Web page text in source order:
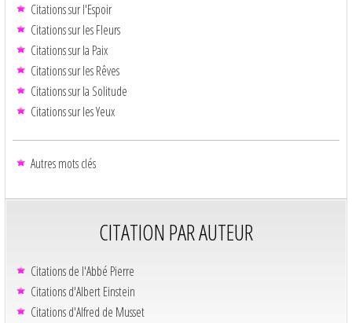
Citations sur l'Espoir
Citations sur les Fleurs
Citations sur la Paix
Citations sur les Rêves
Citations sur la Solitude
Citations sur les Yeux
Autres mots clés
CITATION PAR AUTEUR
Citations de l'Abbé Pierre
Citations d'Albert Einstein
Citations d'Alfred de Musset